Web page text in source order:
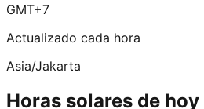
GMT+7
Actualizado cada hora
Asia/Jakarta
Horas solares de